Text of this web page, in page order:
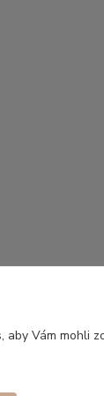
aby Vám mohli